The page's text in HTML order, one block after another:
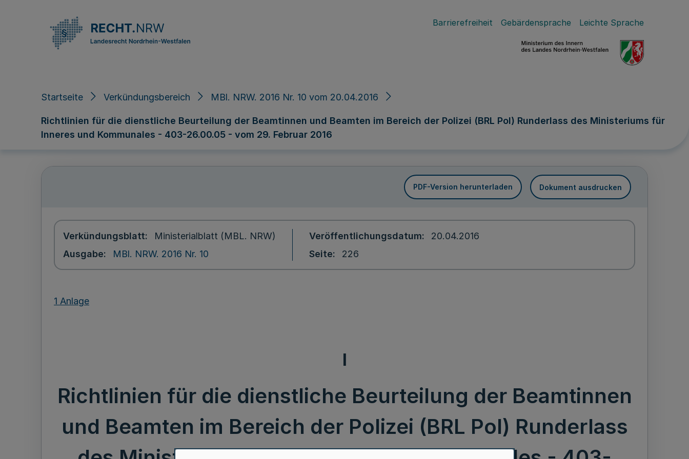
Barrierefreiheit Gebärdensprache Leichte Sprache
Startseite Verkündungsbereich MBl. NRW. 2016 Nr. 10 vom 20.04.2016
Richtlinien für die dienstliche Beurteilung der Beamtinnen und Beamten im Bereich der Polizei (BRL Pol) Runderlass des Ministeriums für
Inneres und Kommunales - 403-26.00.05 - vom 29. Februar 2016
PDF-Version herunterladen Dokument ausdrucken
Verkündungsblatt
Ministerialblatt (MBL. NRW)
Ausgabe
MBl. NRW. 2016 Nr. 10
Veröffentlichungsdatum
20.04.2016
Seite
226
1 Anlage
I
Richtlinien für die dienstliche Beurteilung der Beamtinnen
und Beamten im Bereich der Polizei (BRL Pol) Runderlass